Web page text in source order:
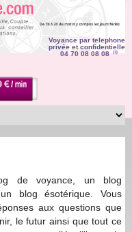
Voyance par telephone
privée et confidentielle
04 70 08 08 08
(1)
de voyance, un blog
blog ésotérique. Vous
aux questions que
le futur ainsi que tout ce